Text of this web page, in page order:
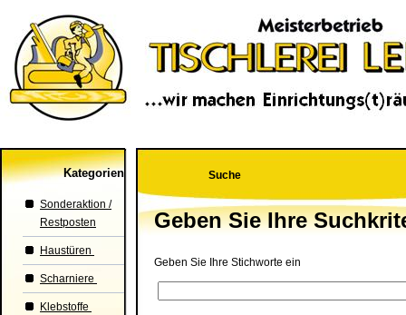
Kategorien
Sonderaktion /
Restposten
Haustüren
Scharniere
Klebstoffe
Suche
Geben Sie Ihre
Geben Sie Ihre Stichworte ein